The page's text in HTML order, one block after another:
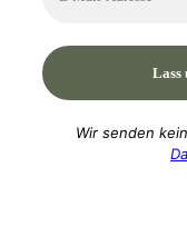
Wir senden